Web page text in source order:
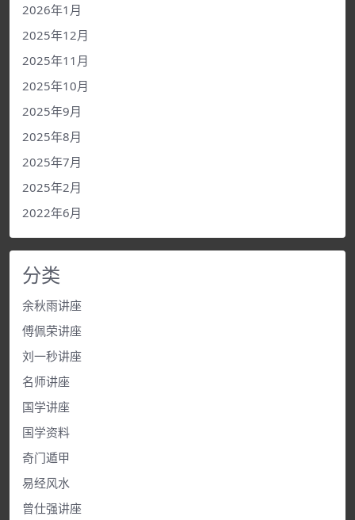
2026年1月
2025年12月
2025年11月
2025年10月
2025年9月
2025年8月
2025年7月
2025年2月
2022年6月
分类
余秋雨讲座
傅佩荣讲座
刘一秒讲座
名师讲座
国学讲座
国学资料
奇门遁甲
易经风水
曾仕强讲座